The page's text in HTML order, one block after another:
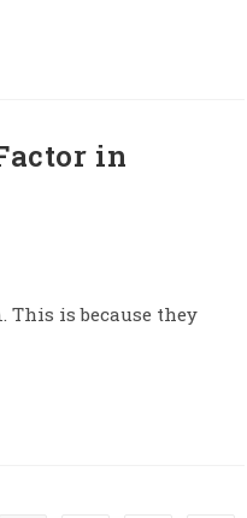
in
This is because they